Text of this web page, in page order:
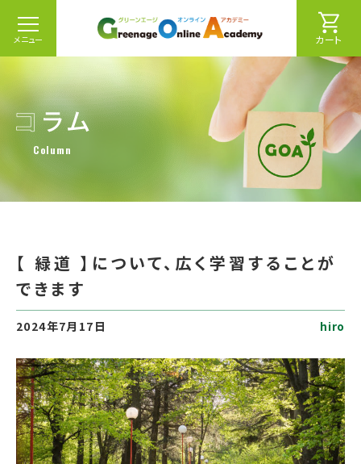
メニュー カート
Column
【 緑道 】について、広く学習することが
できます
2024年7月17日 hiro